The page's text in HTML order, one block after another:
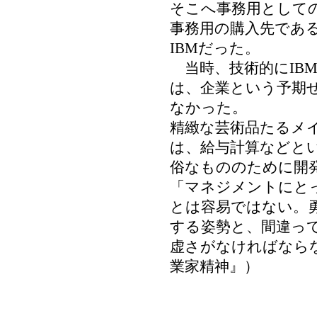
そこへ事務用として
事務用の購入先であ
IBMだった。
当時、技術的に
は、企業という予期
なかった。
精緻な芸術品たるメ
は、給与計算などと
俗なもののために開
「マネジメントに
とは容易ではない。
する姿勢と、間違っ
虚さがなければなら
業家精神』）